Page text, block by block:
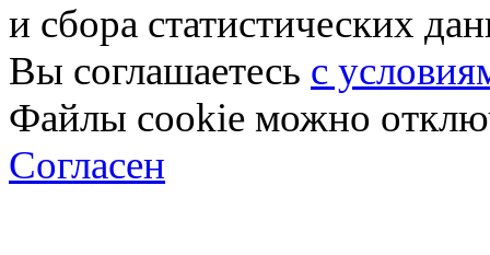
и сбора статистических
Вы соглашаетесь с
Файлы cookie можно
Согласен